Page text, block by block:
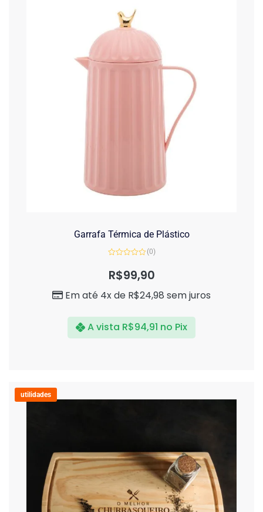
Garrafa Térmica de Plástico
de
(0)
R$99,90
Em até 4x de R$24,98 sem juros
A vista R$94,91 no Pix
utilidades